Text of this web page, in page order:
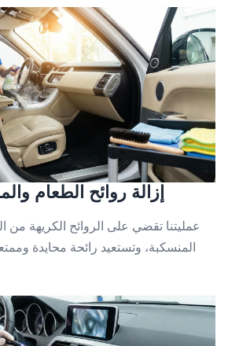
إزالة روائح الطعام
عمليتنا تقضي على الروائح الكريهة من
المنسكبة، وتستعيد رائحة محايدة